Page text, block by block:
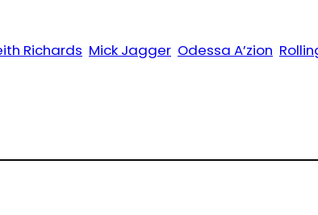
Richards Mick Jagger Odessa A’zion